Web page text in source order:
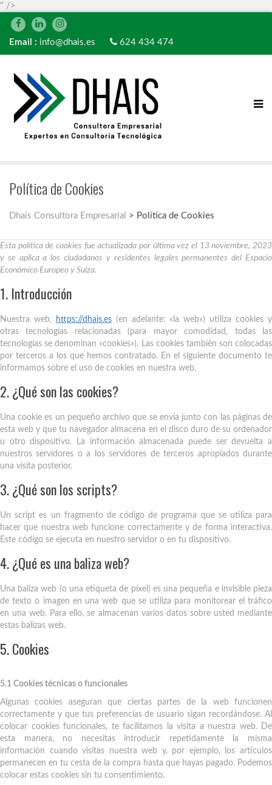
" />
Email : info@dhais.es 624 434 474
Política de Cookies
Dhais Consultora Empresarial > Política de Cookies
Esta política de cookies fue actualizada por última vez el 13 noviembre, 2023
y se aplica a los ciudadanos y residentes legales permanentes del Espacio
Económico Europeo y Suiza.
1. Introducción
Nuestra web, https://dhais.es(en adelante: «la web») utiliza cookies y
otras tecnologías relacionadas (para mayor comodidad, todas las
tecnologías se denominan «cookies»). Las cookies también son colocadas
por terceros a los que hemos contratado. En el siguiente documento te
informamos sobre el uso de cookies en nuestra web.
2. ¿Qué son las cookies?
Una cookie es un pequeño archivo que se envía junto con las páginas de
esta web y que tu navegador almacena en el disco duro de su ordenador
u otro dispositivo. La información almacenada puede ser devuelta a
nuestros servidores o a los servidores de terceros apropiados durante
una visita posterior.
3. ¿Qué son los scripts?
Un script es un fragmento de código de programa que se utiliza para
hacer que nuestra web funcione correctamente y de forma interactiva.
Este código se ejecuta en nuestro servidor o en tu dispositivo.
4. ¿Qué es una baliza web?
Una baliza web (o una etiqueta de píxel) es una pequeña e invisible pieza
de texto o imagen en una web que se utiliza para monitorear el tráfico
en una web. Para ello, se almacenan varios datos sobre usted mediante
estas balizas web.
5. Cookies
5.1 Cookies técnicas o funcionales
Algunas cookies aseguran que ciertas partes de la web funcionen
correctamente y que tus preferencias de usuario sigan recordándose. Al
colocar cookies funcionales, te facilitamos la visita a nuestra web. De
esta manera, no necesitas introducir repetidamente la misma
información cuando visitas nuestra web y, por ejemplo, los artículos
permanecen en tu cesta de la compra hasta que hayas pagado. Podemos
colocar estas cookies sin tu consentimiento.